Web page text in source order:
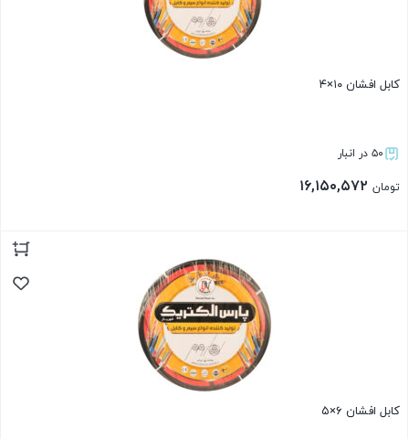
کابل افشان ۱۰×۴
۵۰ در انبار
تومان
کابل افشان ۶×۵